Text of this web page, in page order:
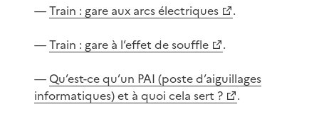
—Train : gare aux arcs électriques
.
—Train : gare à l’effet de souffle
.
— Qu’est-ce qu’un PAI (poste d’aiguillages
informatiques) et à quoi cela sert ?
.